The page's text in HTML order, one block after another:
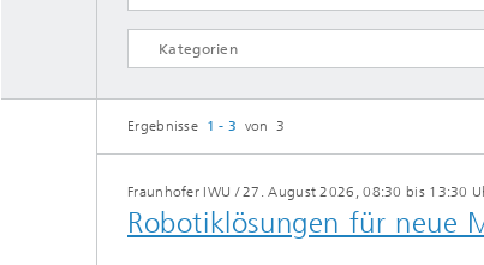
Tagung
Webinar
Workshop
Ergebnisse 1 - 3 von 3
Fraunhofer IWU /27. August 2026, 08:30 bis 13:30
Robotiklösungen für neue